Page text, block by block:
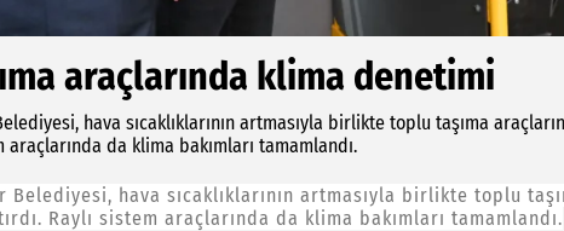
araçlarında klima denetimi
hava sıcaklıklarının artmasıyla birlikte toplu taşıma
araçlarında da klima bakımları tamamlandı.
Belediyesi, hava sıcaklıklarının artmasıyla birlikte toplu
Raylı sistem araçlarında da klima bakımları tamamlandı.